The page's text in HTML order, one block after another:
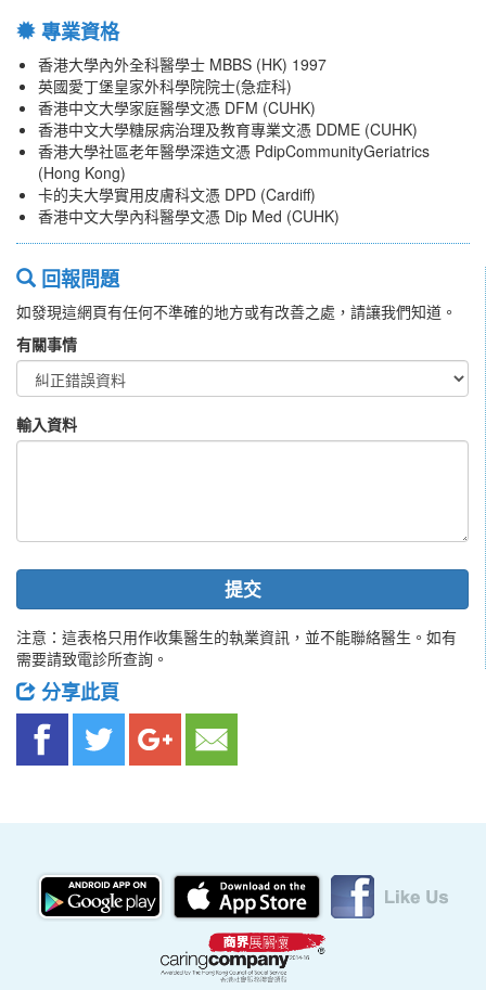
專業資格
香港大學內外全科醫學士 MBBS (HK) 1997
英國愛丁堡皇家外科學院院士(急症科)
香港中文大學家庭醫學文憑 DFM (CUHK)
香港中文大學糖尿病治理及教育專業文憑 DDME (CUHK)
香港大學社區老年醫學深造文憑 PdipCommunityGeriatrics
(Hong Kong)
卡的夫大學實用皮膚科文憑 DPD (Cardiff)
香港中文大學內科醫學文憑 Dip Med (CUHK)
回報問題
如發現這網頁有任何不準確的地方或有改善之處，請讓我們知道。
有關事情
輸入資料
提交
注意：這表格只用作收集醫生的執業資訊，並不能聯絡醫生。如有
需要請致電診所查詢。
分享此頁